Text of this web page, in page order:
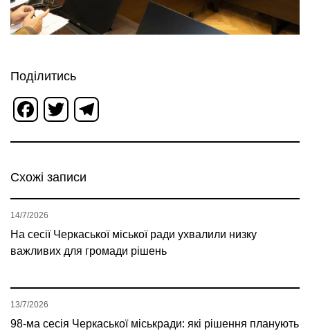
Поділитись
Facebook
Twitter
Схожі записи
На сесії Черкаської міської ради ухвалили низку
важливих для громади рішень
14/7/2026
98-ма сесія Черкаської міськради: які рішення планують
13/7/2026